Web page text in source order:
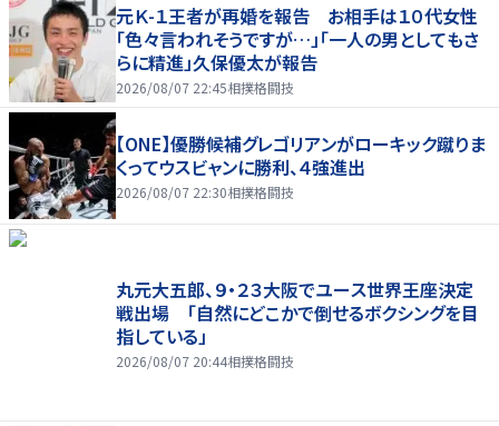
元Ｋ-１王者が再婚を報告 お相手は１０代女性
「色々言われそうですが…」「一人の男としてもさ
らに精進」久保優太が報告
2026/08/07 22:45相撲格闘技
【ONE】優勝候補グレゴリアンがローキック蹴りま
くってウスビャンに勝利、４強進出
2026/08/07 22:30相撲格闘技
丸元大五郎、９・２３大阪でユース世界王座決定
戦出場 「自然にどこかで倒せるボクシングを目
指している」
2026/08/07 20:44相撲格闘技